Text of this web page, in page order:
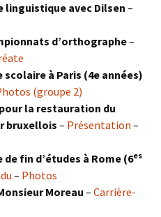
linguistique avec Dilsen –
d’orthographe–
scolaire à Paris (4e années)
(groupe 2)
la restauration du
bruxellois – Présentation –
de fin d’études à Rome (6es
– Photos
Moreau – Carrière-